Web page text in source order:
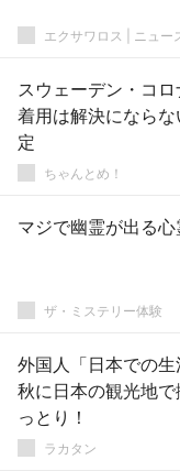
エクサワロス | ニュー
スウェーデン・コ
着用は解決になら
定
ちゃんとめ！
マジで幽霊が出る心
ザ・ミステリー体験
外国人「日本での生
秋に日本の観光地
っとり！
ラカタン